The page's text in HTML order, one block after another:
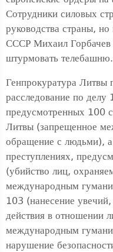
Сотрудники силовых
руководства страны,
СССР Михаил Горбачев
штурмовать телебашню.
Генпрокуратура Литвы
расследование по делу
предусмотренных 100
Литвы (запрещенное
обращение с людьми),
преступлениях,
(убийство лиц,
международным
103 (нанесение
действия в отношении
международным
нарушение